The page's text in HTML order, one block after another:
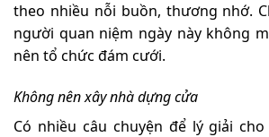
theo nhiều nỗi buồn, thương nhớ.
người quan niệm ngày này không
nên tổ chức đám cưới.
Không nên xây nhà dựng cửa
Có nhiều câu chuyện để lý giải